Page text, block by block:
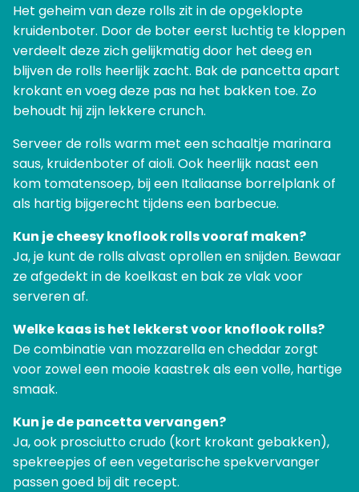
Het geheim van deze rolls zit in de opgeklopte
kruidenboter. Door de boter eerst luchtig te kloppen
verdeelt deze zich gelijkmatig door het deeg en
blijven de rolls heerlijk zacht. Bak de pancetta apart
krokant en voeg deze pas na het bakken toe. Zo
behoudt hij zijn lekkere crunch.
Serveer de rolls warm met een schaaltje marinara
saus, kruidenboter of aioli. Ook heerlijk naast een
kom tomatensoep, bij een Italiaanse borrelplank of
als hartig bijgerecht tijdens een barbecue.
Kun je cheesy knoflook rolls vooraf maken?
Ja, je kunt de rolls alvast oprollen en snijden. Bewaar
ze afgedekt in de koelkast en bak ze vlak voor
serveren af.
Welke kaas is het lekkerst voor knoflook rolls?
De combinatie van mozzarella en cheddar zorgt
voor zowel een mooie kaastrek als een volle, hartige
smaak.
Kun je de pancetta vervangen?
Ja, ook prosciutto crudo (kort krokant gebakken),
spekreepjes of een vegetarische spekvervanger
passen goed bij dit recept.